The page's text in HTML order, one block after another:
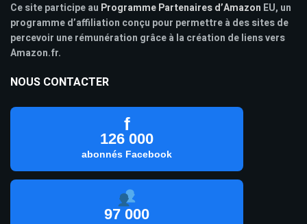
Ce site participe au Programme Partenaires d’Amazon EU, un
programme d’affiliation conçu pour permettre à des sites de
percevoir une rémunération grâce à la création de liens vers
Amazon.fr.
NOUS CONTACTER
f
126 000
abonnés Facebook
97 000